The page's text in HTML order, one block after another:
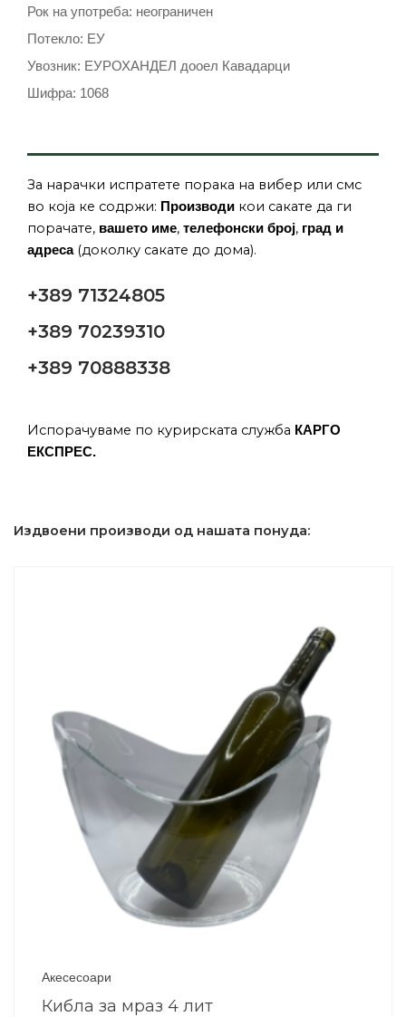
Рок на употреба: неограничен
Потекло: ЕУ
Увозник: EУРОХАНДЕЛ дооел Кавадарци
Шифра: 1068
За нарачки испратете порака на вибер или смс
во која ке содржи: Производи кои сакате да ги
порачате, вашето име, телефонски број, град и
адреса(доколку сакате до дома).
+389 71324805
+389 70239310
+389 70888338
Испорачуваме по курирската служба КАРГО
ЕКСПРЕС.
Издвоени производи од нашата понуда:
Акесесоари
Кибла за мраз 4 лит